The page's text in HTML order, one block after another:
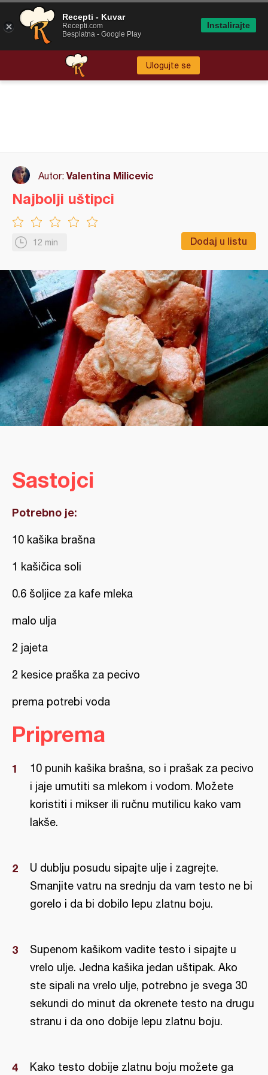
Ulogujte se
Autor: Valentina Milicevic
12 min Dodaj u listu
Najbolji uštipci
Sastojci
Potrebno je:
10 kašika brašna
1 kašičica soli
0.6 šoljice za kafe mleka
malo ulja
2 jajeta
2 kesice praška za pecivo
prema potrebi voda
Priprema
10 punih kašika brašna, so i prašak za pecivo
i jaje umutiti sa mlekom i vodom. Možete
koristiti i mikser ili ručnu mutilicu kako vam
lakše.
U dublju posudu sipajte ulje i zagrejte.
Smanjite vatru na srednju da vam testo ne bi
gorelo i da bi dobilo lepu zlatnu boju.
Supenom kašikom vadite testo i sipajte u
vrelo ulje. Jedna kašika jedan uštipak. Ako
ste sipali na vrelo ulje, potrebno je svega 30
sekundi do minut da okrenete testo na drugu
stranu i da ono dobije lepu zlatnu boju.
Kako testo dobije zlatnu boju možete ga
Recepti - Kuvar
Recepti.com
Besplatna - Google Play
Instalirajte